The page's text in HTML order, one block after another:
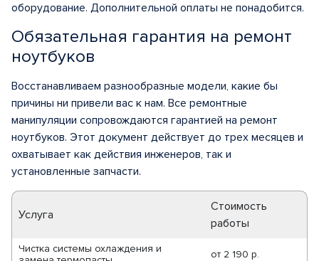
оборудование. Дополнительной оплаты не понадобится.
Обязательная гарантия на ремонт
ноутбуков
Восстанавливаем разнообразные модели, какие бы
причины ни привели вас к нам. Все ремонтные
манипуляции сопровождаются гарантией на ремонт
ноутбуков. Этот документ действует до трех месяцев и
охватывает как действия инженеров, так и
установленные запчасти.
Услуга
Стоимость
работы
Чистка системы охлаждения и
от 2 190 р.